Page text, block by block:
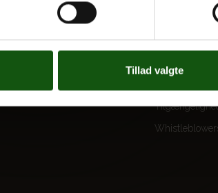
Tillad valgte
E.G. Historisk